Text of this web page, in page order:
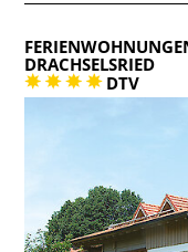
DRACHSELSRIED
DTV